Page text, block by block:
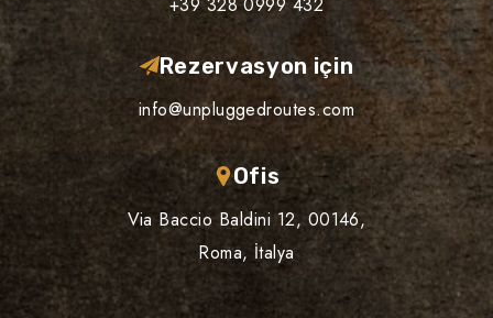
Rezervasyon için
info@unpluggedroutes.com
Ofis
Via Baccio Baldini 12, 00146,
Roma, İtalya